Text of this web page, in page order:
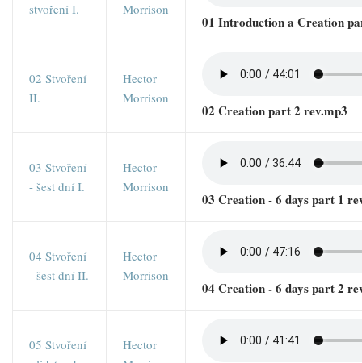
stvoření I.
Morrison
01 Introduction a Creation
02 Stvoření
II.
Hector
Morrison
02 Creation part 2 rev.mp3
03 Stvoření
- šest dní I.
Hector
Morrison
03 Creation - 6 days part 1
04 Stvoření
- šest dní II.
Hector
Morrison
04 Creation - 6 days part 2
05 Stvoření
Hector